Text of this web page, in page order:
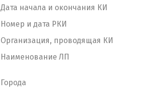
Дата начала и окончания КИ
Номер и дата РКИ
Организация, проводящая КИ
Наименование ЛП
Города